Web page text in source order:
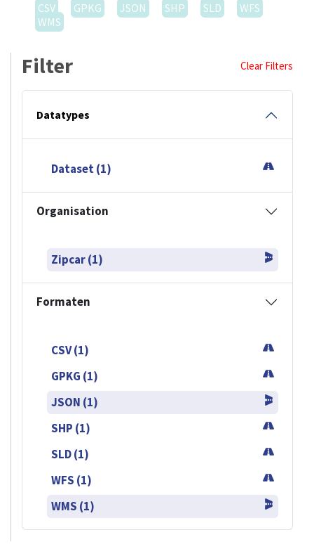
CSV
GPKG JSON SHP SLD
WFS
WMS
Filter Clear Filters
Datatypes
Dataset (1)
Organisation
Zipcar (1)
Formaten
CSV (1)
GPKG (1)
JSON (1)
SHP (1)
SLD (1)
WFS (1)
WMS (1)